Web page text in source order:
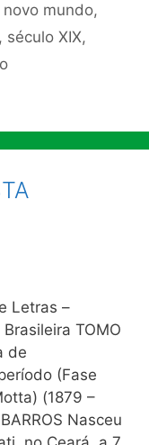
novo mundo,
, século XIX,
Letras –
TOMO
de
(Fase
(1879 –
Nasceu